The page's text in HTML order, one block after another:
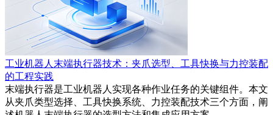
工业机器人末端执行器技术：夹爪选型、工具快换与力控装配
的工程实践
末端执行器是工业机器人实现各种作业任务的关键组件。本文
从夹爪类型选择、工具快换系统、力控装配技术三个方面，阐